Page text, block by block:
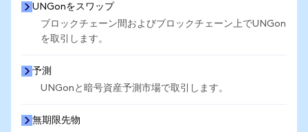
UNGonをスワップ
ブロックチェーン間およびブロックチェーン上でUNGon
を取引します。
予測
UNGonと暗号資産予測市場で取引します。
無期限先物